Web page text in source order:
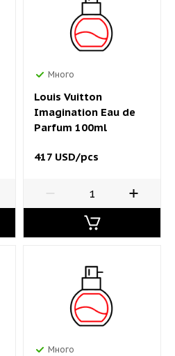
Много
Louis Vuitton
Imagination Eau de
Parfum 100ml
417 USD/pcs
Много